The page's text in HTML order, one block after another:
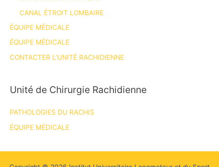
CANAL ÉTROIT LOMBAIRE
ÉQUIPE MÉDICALE
ÉQUIPE MÉDICALE
CONTACTER L’UNITÉ RACHIDIENNE
Unité de Chirurgie Rachidienne
PATHOLOGIES DU RACHIS
ÉQUIPE MÉDICALE